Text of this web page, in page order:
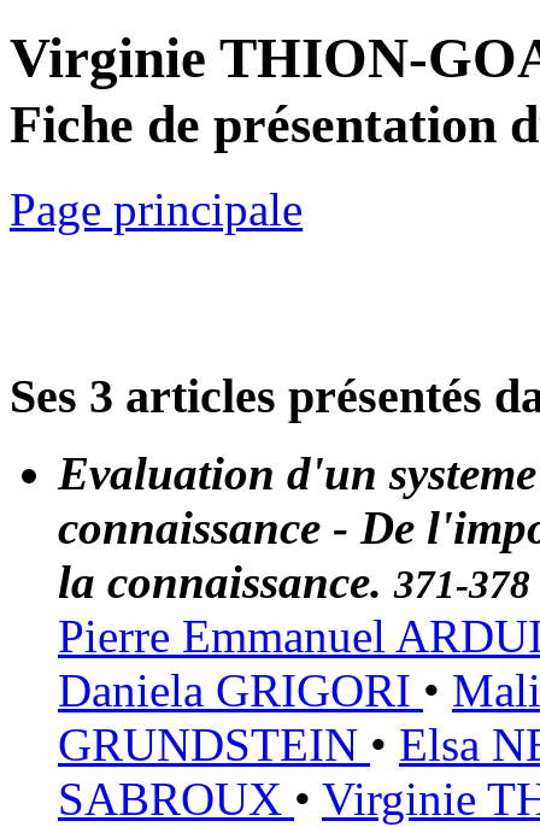
Virginie THION-
Fiche de présentation
Page principale
Ses 3 articles présentés
Evaluation d'un
connaissance - De
la connaissance.371-378
Pierre Emmanuel
Daniela GRIGORI •
GRUNDSTEIN • Elsa
SABROUX • Virginie